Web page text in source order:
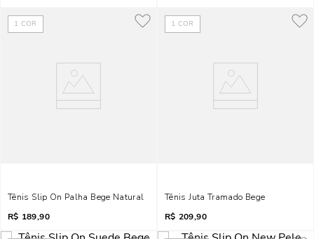
1 COR
Tênis Slip On Palha Bege Natural
R$ 189,90
1 COR
Tênis Juta Tramado Bege
R$ 209,90